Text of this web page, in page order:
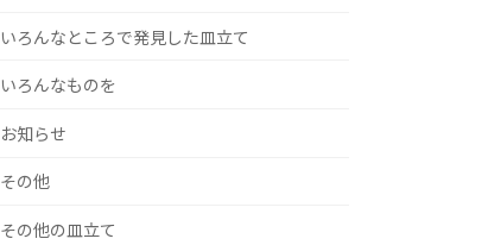
いろんなところで発見した皿立て
いろんなものを
お知らせ
その他
その他の皿立て